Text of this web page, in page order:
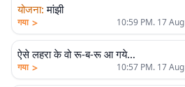
योजना: मांझी
गया > 10:59 PM. 17 Aug
ऐसे लहरा के वो रू-ब-रू आ गये…
गया > 10:57 PM. 17 Aug